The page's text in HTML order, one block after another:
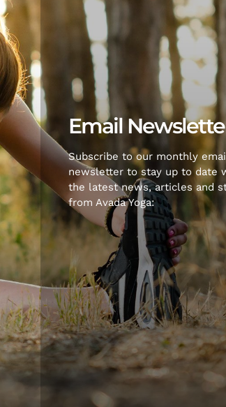
Email
Subscribe to our monthly
newsletter to stay up to date
the latest news, articles and
from Avada Yoga: